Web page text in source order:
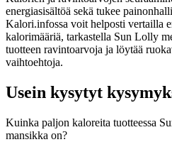
energiasisältöä sekä tukee
Kalori.infossa voit helposti vertailla
kalorimääriä, tarkastella Sun Lolly
tuotteen ravintoarvoja ja löytää
vaihtoehtoja.
Usein kysytyt
Kuinka paljon kaloreita tuotteessa
mansikka on?